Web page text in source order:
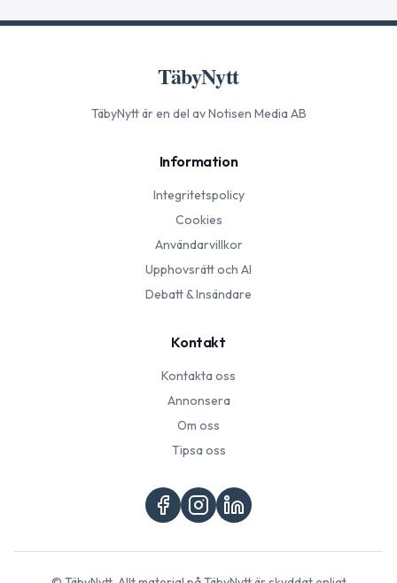
TäbyNytt
TäbyNyttär en del av Notisen Media AB
Information
Integritetspolicy
Cookies
Användarvillkor
Upphovsrätt och AI
Debatt & Insändare
Kontakt
Kontakta oss
Annonsera
Om oss
Tipsa oss